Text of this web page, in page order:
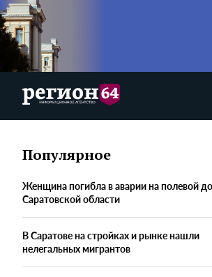
Популярное
Женщина погибла в аварии на полевой
Саратовской области
В Саратове на стройках и рынке нашли
нелегальных мигрантов